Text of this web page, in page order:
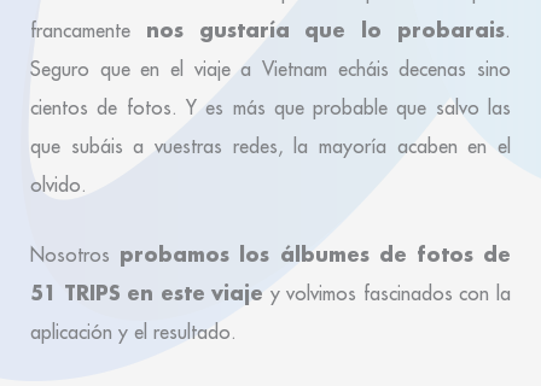
francamente nos gustaría que lo probarais.
Seguro que en el viaje a Vietnam echáis decenas sino
cientos de fotos. Y es más que probable que salvo las
que subáis a vuestras redes, la mayoría acaben en el
olvido.
Nosotros probamos los álbumes de fotos de
51 TRIPS en este viaje y volvimos fascinados con la
aplicación y el resultado.